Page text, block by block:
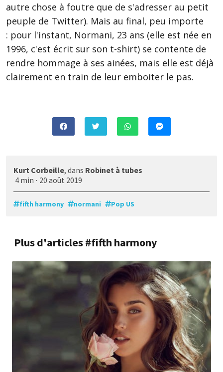
autre chose à foutre que de s'adresser au petit
peuple de Twitter). Mais au final, peu importe
: pour l'instant, Normani, 23 ans (elle est née en
1996, c'est écrit sur son t-shirt) se contente de
rendre hommage à ses ainées, mais elle est déjà
clairement en train de leur emboiter le pas.
Kurt Corbeille, dans Robinet à tubes
4 min · 20 août 2019
fifth harmony normani Pop US
Plus d'articles #fifth harmony